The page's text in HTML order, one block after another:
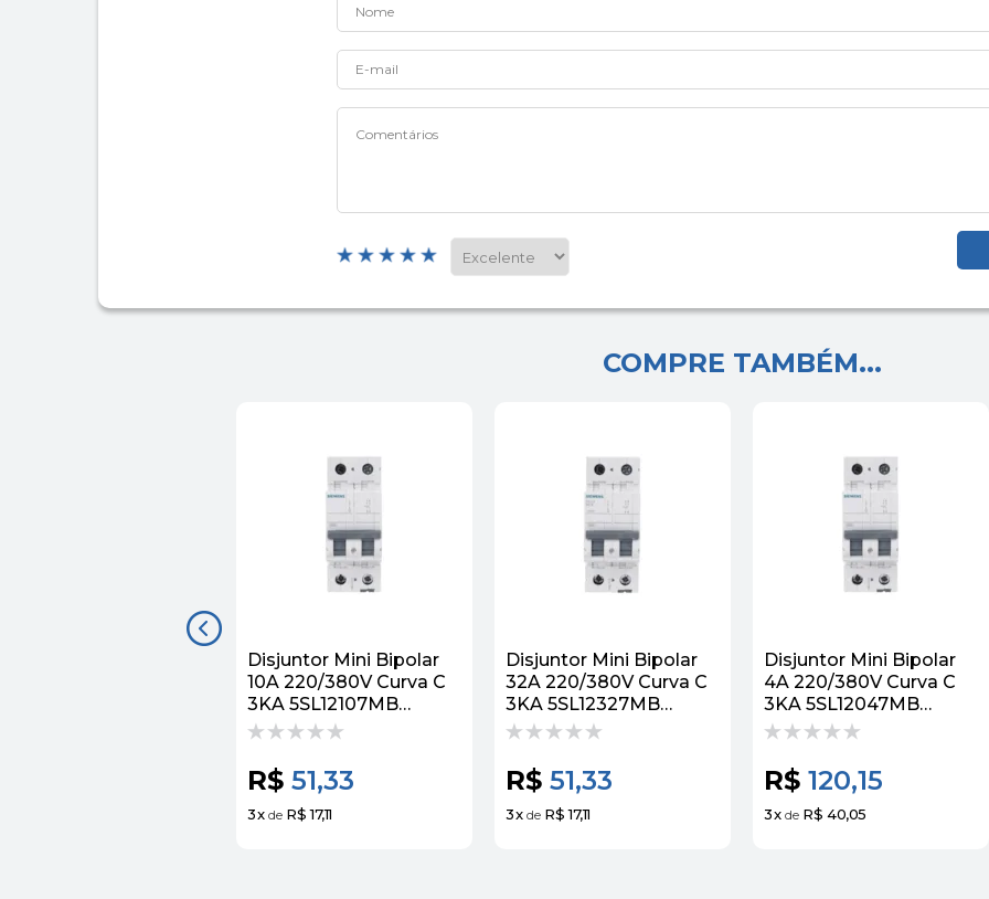
COMPRE TAMBÉM...
Disjuntor Mini Bipolar
10A 220/380V Curva C
3KA 5SL12107MB
Siemens
R$ 51,33
3x de R$ 17,11
Disjuntor Mini Bipolar
32A 220/380V Curva C
3KA 5SL12327MB
Siemens
R$ 51,33
3x de R$ 17,11
Disjuntor Mini Bipolar
4A 220/380V Curva C
3KA 5SL12047MB
Siemens
R$ 120,15
3x de R$ 40,05